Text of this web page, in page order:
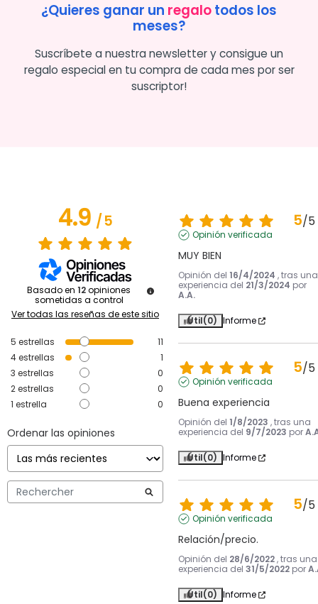
¿Quieres ganar un regalotodos los
meses?
Suscríbete a nuestra newsletter y consigue un
regalo especial en tu compra de cada mes por ser
suscriptor!
4.9/5
Basado en 12opiniones
sometidas a control
Ver todas las reseñas de este sitio
5 estrellas
11
4estrellas
1
3 estrellas
0
2estrellas
0
1 estrella 0
Ordenar las opiniones
5/5
Opinión verificada
MUY BIEN
Opinión del 16/4/2024 , tras una
experiencia del 21/3/2024 por
A.A.
Útil(0) Informe
5/5
Opinión verificada
Buena experiencia
Opinión del 1/8/2023 , tras una
experiencia del 9/7/2023 por
Útil(0) Informe
5/5
Opinión verificada
Relación/precio.
Opinión del 28/6/2022 , tras una
experiencia del 31/5/2022 por
Útil(0) Informe